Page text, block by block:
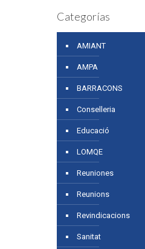
Categorías
AMIANT
AMPA
BARRACONS
Conselleria
Educació
LOMQE
Reuniones
Reunions
Revindicacions
Sanitat